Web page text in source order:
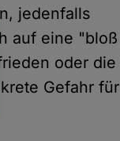
jedenfalls
auf eine "bloß
oder die
Gefahr für